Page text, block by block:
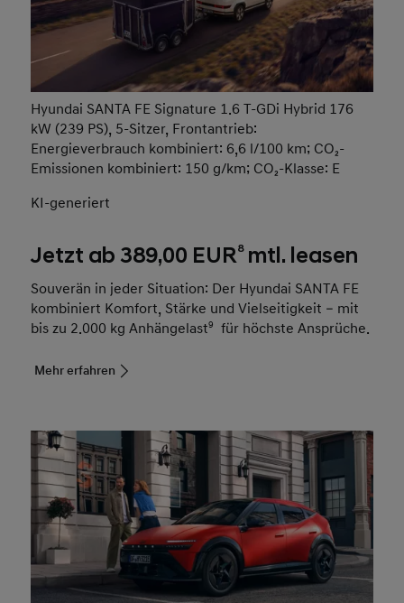
Hyundai SANTA FE Signature 1.6 T-GDi Hybrid 176
kW (239 PS), 5-Sitzer, Frontantrieb:
Energieverbrauch kombiniert: 6,6 l/100 km; CO₂-
Emissionen kombiniert: 150 g/km; CO₂-Klasse: E
KI-generiert
Jetzt ab 389,00 EUR8mtl. leasen
Souverän in jeder Situation: Der Hyundai SANTA FE
kombiniert Komfort, Stärke und Vielseitigkeit – mit
bis zu 2.000 kg Anhängelast9 für höchste Ansprüche.
Mehr erfahren